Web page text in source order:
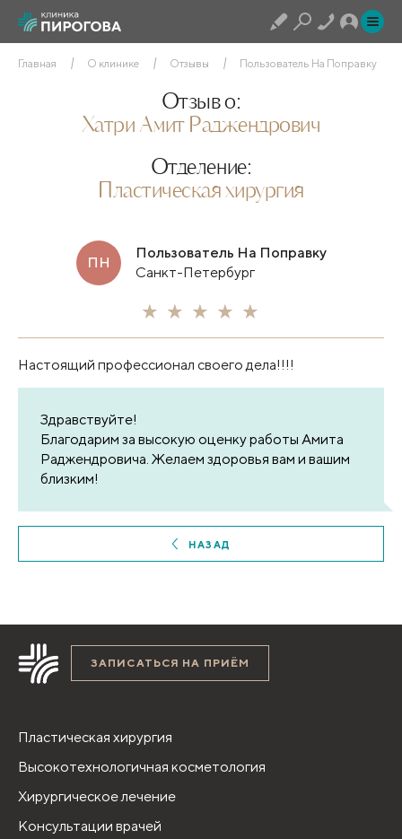
Главная О клинике Отзывы Пользователь На Поправку
Отзыв о:
Хатри Амит Раджендрович
Отделение:
Пластическая хирургия
ПН
Пользователь На Поправку
Санкт-Петербург
Настоящий профессионал своего дела!!!!
Здравствуйте!
Благодарим за высокую оценку работы Амита
Раджендровича. Желаем здоровья вам и вашим
близким!
НАЗАД
ЗАПИСАТЬСЯ НА ПРИЁМ
Пластическая хирургия
Высокотехнологичная косметология
Хирургическое лечение
Консультации врачей